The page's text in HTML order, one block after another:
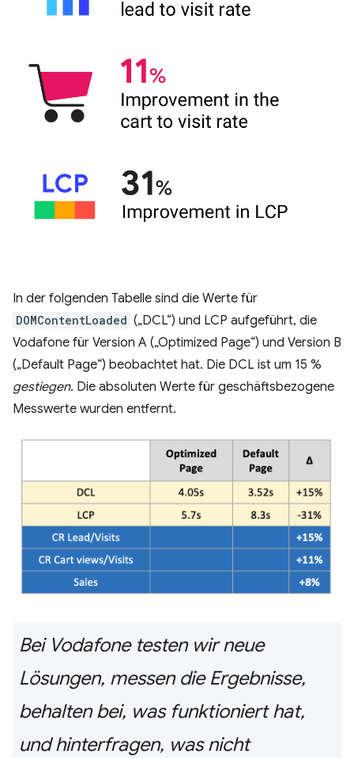
In der folgenden Tabelle sind die Werte für
DOMContentLoaded („DCL“) und LCP aufgeführt, die
Vodafone für Version A („Optimized Page“) und Version B
(„Default Page“) beobachtet hat. Die DCL ist um 15 %
gestiegen. Die absoluten Werte für geschäftsbezogene
Messwerte wurden entfernt.
Bei Vodafone testen wir neue
Lösungen, messen die Ergebnisse,
behalten bei, was funktioniert hat,
und hinterfragen, was nicht